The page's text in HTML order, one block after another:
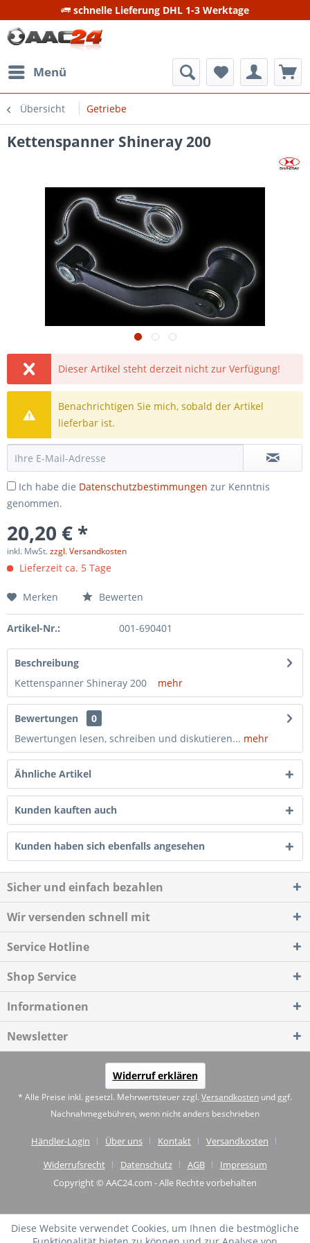
schnelle Lieferung DHL 1-3 Werktage
Menü
Übersicht Getriebe
Kettenspanner Shineray 200
Dieser Artikel steht derzeit nicht zur Verfügung!
Benachrichtigen Sie mich, sobald der Artikel
lieferbar ist.
Ich habe die Datenschutzbestimmungen zur Kenntnis
genommen.
20,20 € *
inkl. MwSt.zzgl. Versandkosten
Lieferzeit ca. 5 Tage
Merken Bewerten
Artikel-Nr.: 001-690401
Beschreibung
Kettenspanner Shineray 200 mehr
Bewertungen
0
Bewertungen lesen, schreiben und diskutieren... mehr
Ähnliche Artikel
Kunden kauften auch
Kunden haben sich ebenfalls angesehen
Sicher und einfach bezahlen
Wir versenden schnell mit
Service Hotline
Shop Service
Informationen
Newsletter
Widerruf erklären
* Alle Preise inkl. gesetzl. Mehrwertsteuer zzgl. Versandkosten und ggf.
Nachnahmegebühren, wenn nicht anders beschrieben
Händler-Login Über uns Kontakt
Versandkosten
Widerrufsrecht
Datenschutz AGB
Impressum
Copyright © AAC24.com - Alle Rechte vorbehalten
Diese Website verwendet Cookies, um Ihnen die bestmögliche